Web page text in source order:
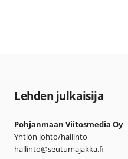
Lehden julkaisija
Pohjanmaan Viitosmedia Oy
Yhtiön johto/hallinto
hallinto@seutumajakka.fi